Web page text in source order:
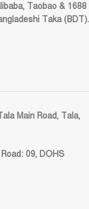
Taobao & 1688
Taka (BDT).
Main Road, Tala,
09, DOHS